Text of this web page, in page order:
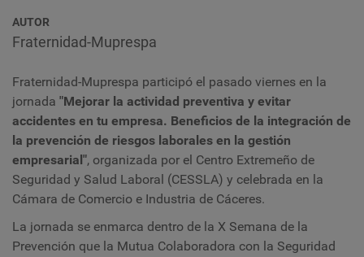
AUTOR
Fraternidad-Muprespa
Fraternidad-Muprespa participó el pasado viernes en la
jornada "Mejorar la actividad preventiva y evitar
accidentes en tu empresa. Beneficios de la integración de
la prevención de riesgos laborales en la gestión
empresarial", organizada por el Centro Extremeño de
Seguridad y Salud Laboral (CESSLA) y celebrada en la
Cámara de Comercio e Industria de Cáceres.
La jornada se enmarca dentro de la X Semana de la
Prevención que la Mutua Colaboradora con la Seguridad